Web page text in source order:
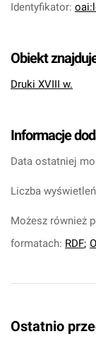
Identyfikator:
Obiekt
Druki XVIII w.
Informacje
Data ostatniej
Liczba
Możesz również
formatach: RDF;
Ostatnio